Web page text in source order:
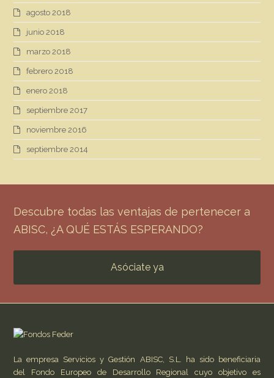
agosto 2018
junio 2018
marzo 2018
febrero 2018
enero 2018
septiembre 2017
noviembre 2016
septiembre 2014
Descubre todas las ventajas de pertenecer a
ABISC, ¿A QUÉ ESTÁS ESPERANDO?
Asóciate ya
La empresa Servicios y Gestión ABISC, S.L. ha sido beneficiaria
del Fondo Europeo de Desarrollo Regional cuyo objetivo es